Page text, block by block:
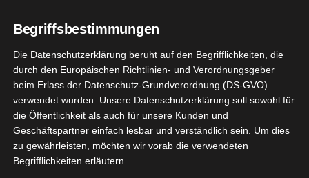
September 22, 2022 | Gesundheit
Weiterlesen
17
09, 2022
Begriffsbestimmungen
Die Datenschutzerklärung beruht auf den Begrifflichkeiten, die
durch den Europäischen Richtlinien- und Verordnungsgeber
beim Erlass der Datenschutz-Grundverordnung (DS-GVO)
verwendet wurden. Unsere Datenschutzerklärung soll sowohl für
die Öffentlichkeit als auch für unsere Kunden und
Geschäftspartner einfach lesbar und verständlich sein. Um dies
zu gewährleisten, möchten wir vorab die verwendeten
Begrifflichkeiten erläutern.